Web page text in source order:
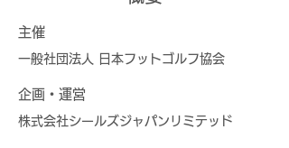
主催
一般社団法人 日本フットゴルフ協会
企画・運営
株式会社シールズジャパンリミテッド